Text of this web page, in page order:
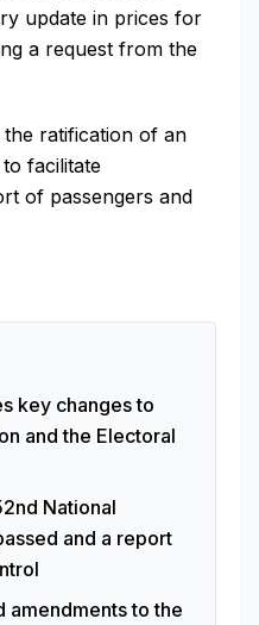
update in prices for
a request from the
the ratification of an
facilitate
of passengers and
key changes to
and the Electoral
National
and a report
amendments to the